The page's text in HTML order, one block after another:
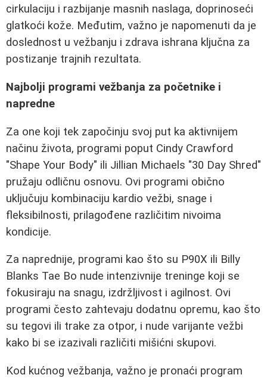
cirkulaciju i razbijanje masnih naslaga, doprinoseći
glatkoći kože. Međutim, važno je napomenuti da je
doslednost u vežbanju i zdrava ishrana ključna za
postizanje trajnih rezultata.
Najbolji programi vežbanja za početnike i
napredne
Za one koji tek započinju svoj put ka aktivnijem
načinu života, programi poput Cindy Crawford
"Shape Your Body" ili Jillian Michaels "30 Day Shred"
pružaju odličnu osnovu. Ovi programi obično
uključuju kombinaciju kardio vežbi, snage i
fleksibilnosti, prilagođene različitim nivoima
kondicije.
Za naprednije, programi kao što su P90X ili Billy
Blanks Tae Bo nude intenzivnije treninge koji se
fokusiraju na snagu, izdržljivost i agilnost. Ovi
programi često zahtevaju dodatnu opremu, kao što
su tegovi ili trake za otpor, i nude varijante vežbi
kako bi se izazivali različiti mišićni skupovi.
Kod kućnog vežbanja, važno je pronaći program